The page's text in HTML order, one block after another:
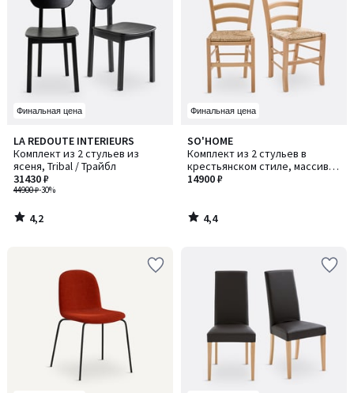
Финальная цена
LA REDOUTE INTERIEURS
Комплект из 2 стульев из
ясеня, Tribal / Трайбл
44900 ₽-30%
31430 ₽
4,2
/ 5
4,2
/
Финальная цена
SO'HOME
Комплект из 2 стульев в
крестьянском стиле, массив
бука, PERRINE / ПЕРРИН
14900 ₽
4,4
/ 5
4,4
/